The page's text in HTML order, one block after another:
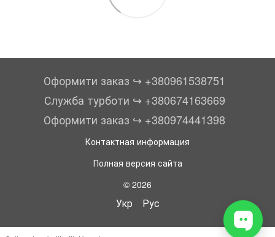
Оформити заказ ↪︎ +380961538751
Служба турботи ↪︎ +380674163669
Оформити заказ ↪︎ +380974441398
Контактная информация
Полная версия сайта
© 2026
Укр Рус